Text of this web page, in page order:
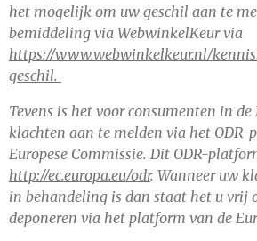
het mogelijk om uw geschil aan te
bemiddeling via WebwinkelKeur via
https://www.webwinkelkeur.nl/
geschil.
Tevens is het voor consumenten in
klachten aan te melden via het ODR-
Europese Commissie. Dit ODR-
http://ec.europa.eu/odr. Wanneer uw
in behandeling is dan staat het u vrij
deponeren via het platform van de